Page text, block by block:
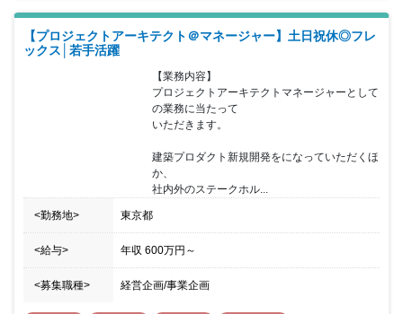
【プロジェクトアーキテクト＠マネージャー】土日祝休◎フレ
ックス│若手活躍
【業務内容】
プロジェクトアーキテクトマネージャーとして
の業務に当たって
いただきます。
建築プロダクト新規開発をになっていただくほ
か、
社内外のステークホル...
<勤務地> 東京都
<給与> 年収 600万円 ～
<募集職種> 経営企画/事業企画